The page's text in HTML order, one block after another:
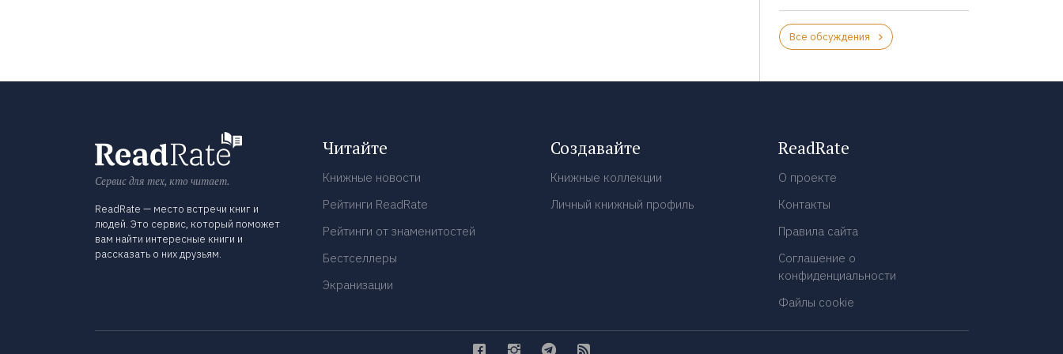
Все обсуждения
Сервис для тех, кто читает.
ReadRate — место встречи книг и
людей. Это сервис, который поможет
вам найти интересные книги и
рассказать о них друзьям.
Читайте
Книжные новости
Рейтинги ReadRate
Рейтинги от знаменитостей
Бестселлеры
Экранизации
Создавайте
Книжные коллекции
Личный книжный профиль
ReadRate
О проекте
Контакты
Правила сайта
Соглашение о
конфиденциальности
Файлы cookie